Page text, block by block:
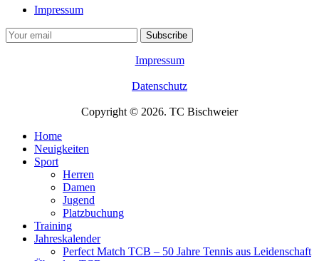
Impressum
Impressum
Datenschutz
Copyright © 2026. TC Bischweier
Home
Neuigkeiten
Sport
Herren
Damen
Jugend
Platzbuchung
Training
Jahreskalender
Perfect Match TCB – 50 Jahre Tennis aus Leidenschaft